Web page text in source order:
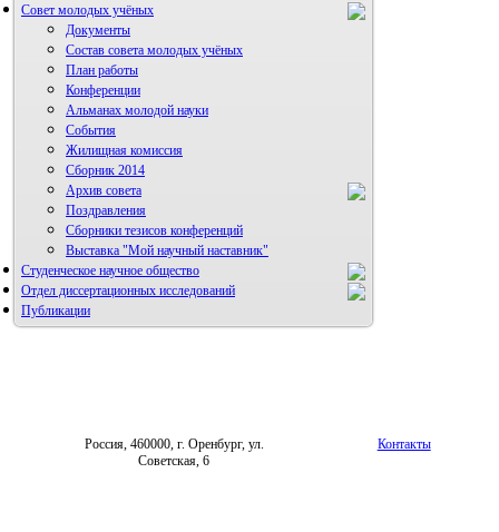
Совет молодых учёных
Документы
Состав совета молодых учёных
План работы
Конференции
Альманах молодой науки
События
Жилищная комиссия
Сборник 2014
Архив совета
Поздравления
Сборники тезисов конференций
Выставка "Мой научный наставник"
Студенческое научное общество
Отдел диссертационных исследований
Публикации
Россия, 460000, г. Оренбург, ул.
Советская, 6
Контакты